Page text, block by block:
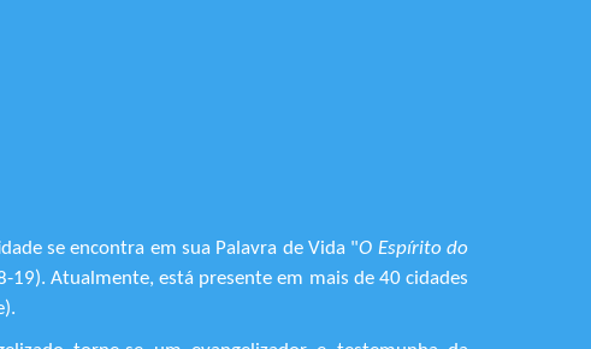
se encontra em sua Palavra de Vida "O Espírito do
19). Atualmente, está presente em mais de 40 cidades